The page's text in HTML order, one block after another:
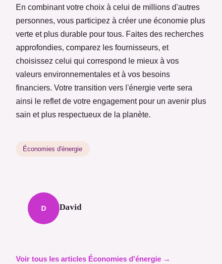
En combinant votre choix à celui de millions d'autres
personnes, vous participez à créer une économie plus
verte et plus durable pour tous. Faites des recherches
approfondies, comparez les fournisseurs, et
choisissez celui qui correspond le mieux à vos
valeurs environnementales et à vos besoins
financiers. Votre transition vers l'énergie verte sera
ainsi le reflet de votre engagement pour un avenir plus
sain et plus respectueux de la planète.
Économies d'énergie
D David
Voir tous les articles Économies d'énergie →